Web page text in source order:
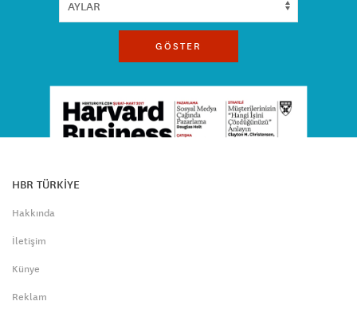
GÖSTER
HBR TÜRKİYE
Hakkında
İletişim
Künye
Reklam